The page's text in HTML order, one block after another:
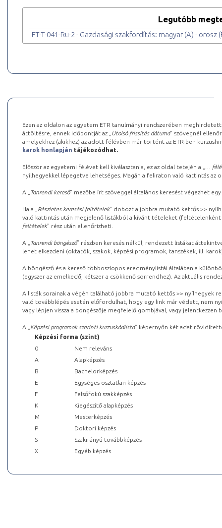
Legutóbb
FT-T-041-Ru-2 - Gazdasági szakfordítás: magyar (A) - orosz
Ezen az oldalon az egyetem ETR tanulmányi rendszerében
áttöltésre, ennek időpontját az „ Utolsó frissítés dátuma” szövegnél
amelyekhez (akikhez) az adott félévben már történt az ETR-ben
karok honlapján tájékozódhat.
Először az egyetemi félévet kell kiválasztania, ez az oldal tetején a „
…
nyílhegyekkel lépegetve lehetséges. Magán a feliraton való kattintás az
A „ Tanrendi kereső” mezőbe írt szöveggel általános keresést végezhet
Ha a „ Részletes keresési feltételek” dobozt a jobbra mutató kettős >>
való kattintás után megjelenő listákból a kívánt tételeket (feltételenként
feltételek” rész után ellenőrizheti.
A „ Tanrendi böngésző” részben keresés nélkül, rendezett listákat
lehet elkezdeni (oktatók, szakok, képzési programok, tanszékek, ill.
A böngésző és a kereső többoszlopos eredménylistái általában a
(egyszer az emelkedő, kétszer a csökkenő sorrendhez). Az aktuális
A listák sorainak a végén található jobbra mutató kettős >> nyílhegyek
való továbblépés esetén előfordulhat, hogy egy link már védett, nem
vagy lépjen vissza a böngészője megfelelő gombjával, vagy
A „ Képzési programok szerinti kurzuskódlista” képernyőn két adat
Képzési forma (szint)
0
Nem releváns
A
Alapképzés
B
Bachelorképzés
E
Egységes osztatlan képzés
F
Felsőfokú szakképzés
K
Kiegészítő alapképzés
M
Mesterképzés
P
Doktori képzés
S
Szakirányú továbbképzés
X
Egyéb képzés